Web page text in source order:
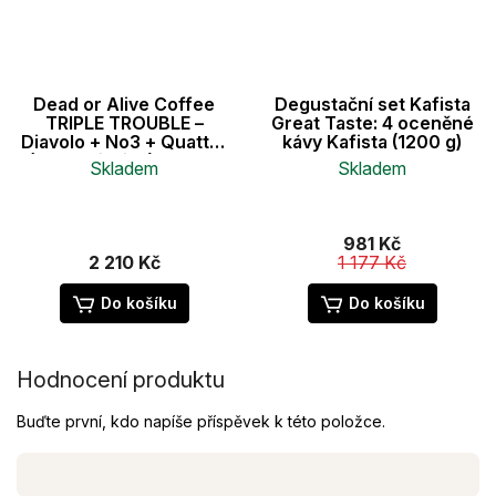
Dead or Alive Coffee
TRIPLE TROUBLE –
Diavolo + No3 + Quattro
(zrnková káva), 3×1 kg
Skladem
2 210 Kč
Do košíku
Degustační set Kafista
Great Taste: 4 oceněné
kávy Kafista (1200 g)
Skladem
981 Kč
1 177 Kč
Do košíku
Hodnocení produktu
Buďte první, kdo napíše příspěvek k této položce.